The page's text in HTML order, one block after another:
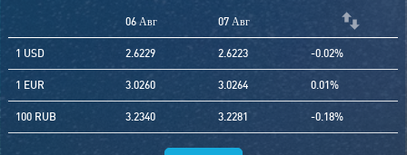
06 Авг 07 Авг
1 USD 2.6229 2.6223 -0.02%
1 EUR 3.0260 3.0264 0.01%
100 RUB 3.2340 3.2281 -0.18%